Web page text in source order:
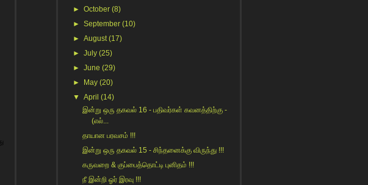
►October (8)
►September (10)
►August (17)
►July (25)
►June (29)
►
May (20)
▼ April (14)
இன்று ஒரு தகவல் 16 - பதிவர்கள் கவனத்திற்கு -
(எல்...
தாயான பரவசம் !!!
இன்று ஒரு தகவல் 15 - சிந்தனைக்கு விருந்து !!!
கருவறை & குப்பைத்தொட்டி புனிதம் !!!
நீ இன்றி ஓர் இரவு !!!